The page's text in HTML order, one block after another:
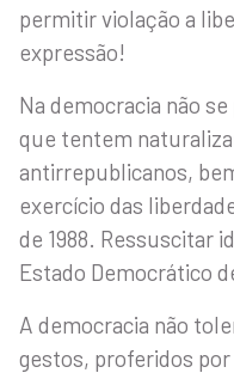
permitir violação a
expressão!
Na democracia não
que tentem
antirrepublicanos,
exercício das
de 1988. Ressuscitar
Estado Democrático
A democracia não
gestos, proferidos